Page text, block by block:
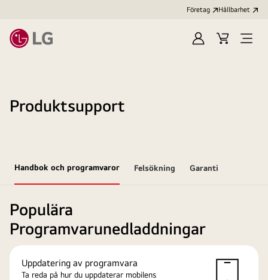
Företag Hållbarhet
LoggaKundvagn
Produktsupport
Handbok och programvaror Felsökning Garanti
Populära
Programvarunedladdningar
Uppdatering av programvara
Ta reda på hur du uppdaterar mobilens